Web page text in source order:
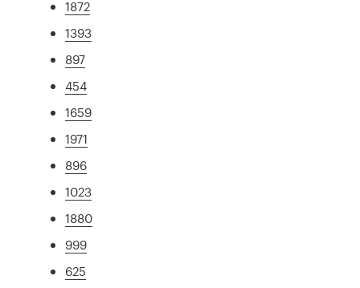
1872
1393
897
454
1659
1971
896
1023
1880
999
625